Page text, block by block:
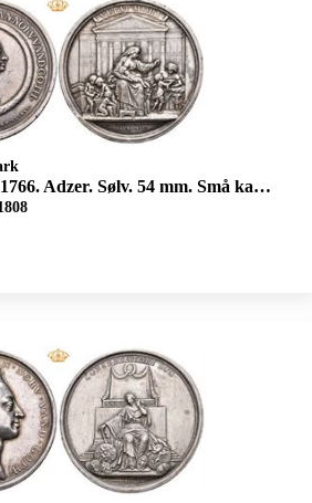
Sølv. 54 mm. Små kantskader/minor edge nicks